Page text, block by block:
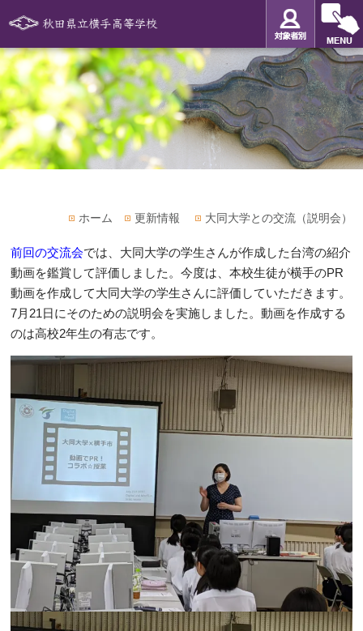
ホーム 更新情報 大同大学との交流（説明会）
前回の交流会では、大同大学の学生さんが作成した台湾の紹介
動画を鑑賞して評価しました。今度は、本校生徒が横手のPR
動画を作成して大同大学の学生さんに評価していただきます。
7月21日にそのための説明会を実施しました。動画を作成する
のは高校2年生の有志です。